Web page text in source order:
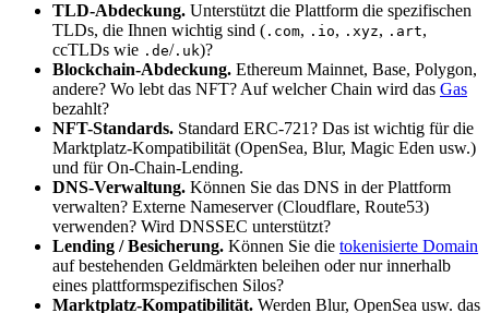
TLD-Abdeckung. Unterstützt die Plattform die spezifischen
TLDs, die Ihnen wichtig sind ( .com, .io, .xyz, .art,
ccTLDs wie .de/ .uk)?
Blockchain-Abdeckung. Ethereum Mainnet, Base, Polygon,
andere? Wo lebt das NFT? Auf welcher Chain wird das Gas
bezahlt?
NFT-Standards. Standard ERC-721? Das ist wichtig für die
Marktplatz-Kompatibilität (OpenSea, Blur, Magic Eden usw.)
und für On-Chain-Lending.
DNS-Verwaltung. Können Sie das DNS in der Plattform
verwalten? Externe Nameserver (Cloudflare, Route53)
verwenden? Wird DNSSEC unterstützt?
Lending / Besicherung. Können Sie die tokenisierte Domain
auf bestehenden Geldmärkten beleihen oder nur innerhalb
eines plattformspezifischen Silos?
Marktplatz-Kompatibilität. Werden Blur, OpenSea usw. das